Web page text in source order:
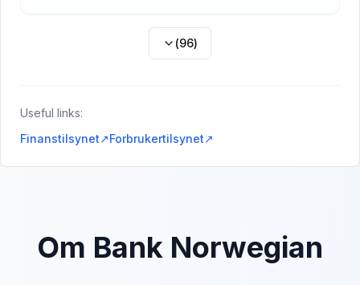
(96)
Useful links:
Finanstilsynet↗Forbrukertilsynet↗
Om Bank Norwegian